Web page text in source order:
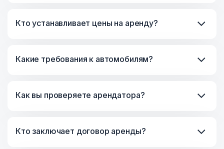
Кто устанавливает цены на аренду?
Какие требования к автомобилям?
Как вы проверяете арендатора?
Кто заключает договор аренды?